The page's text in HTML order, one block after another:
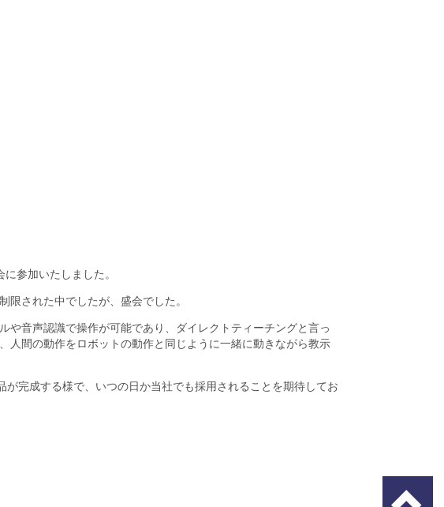
参加いたしました。
限された中でしたが、盛会でした。
や音声認識で操作が可能であり、ダイレクトティーチングと言っ
人間の動作をロボットの動作と同じように一緒に動きながら教示
完成する様で、いつの日か当社でも採用されることを期待してお